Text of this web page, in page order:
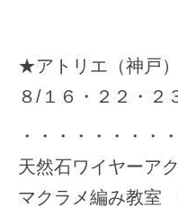
★アトリエ（神戸
８/１６・２２・２
・・・・・・・・
天然石ワイヤーア
マクラメ編み教室